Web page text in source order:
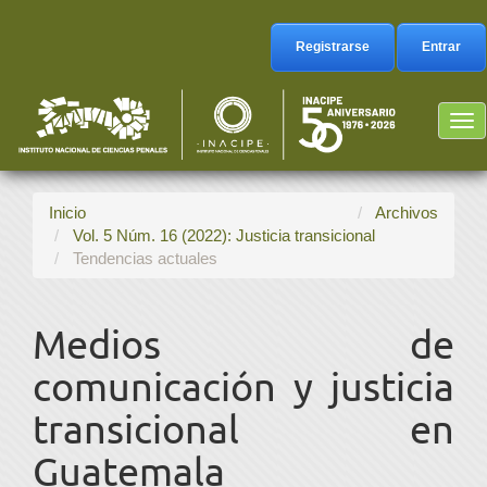
Barra
lateral
Registrarse Entrar
Inicio
Archivos
Vol. 5 Núm. 16 (2022): Justicia transicional
Tendencias actuales
Medios de
comunicación y justicia
transicional en
Guatemala